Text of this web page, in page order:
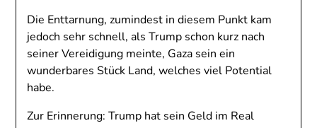
Die Enttarnung, zumindest in diesem Punkt kam
jedoch sehr schnell, als Trump schon kurz nach
seiner Vereidigung meinte, Gaza sein ein
wunderbares Stück Land, welches viel Potential
habe.
Zur Erinnerung: Trump hat sein Geld im Real